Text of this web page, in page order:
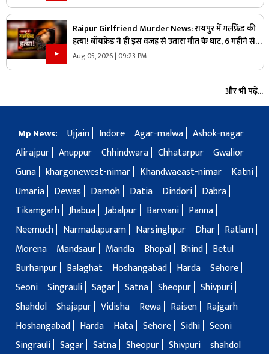
Raipur Girlfriend Murder News: रायपुर में गर्लफ्रेंड की
हत्या! बॉयफ्रेंड ने ही इस वजह से उतारा मौत के घाट, 6 महीने से
रह रहे थे लिव इन में
Aug 05, 2026 | 09:23 PM
और भी पढ़ें...
Mp News: Ujjain Indore Agar-malwa Ashok-nagar
Alirajpur Anuppur Chhindwara Chhatarpur Gwalior
Guna khargonewest-nimar Khandwaeast-nimar
Katni
Umaria
Dewas Damoh Datia Dindori
Dabra
Tikamgarh Jhabua Jabalpur Barwani
Panna
Neemuch
Narmadapuram Narsinghpur Dhar
Ratlam
Morena
Mandsaur Mandla Bhopal Bhind
Betul
Burhanpur
Balaghat Hoshangabad Harda Sehore
Seoni Singrauli Sagar Satna Sheopur Shivpuri
Shahdol Shajapur Vidisha Rewa Raisen
Rajgarh
Hoshangabad
Harda Hata Sehore Sidhi Seoni
Singrauli Sagar Satna Sheopur Shivpuri shahdol